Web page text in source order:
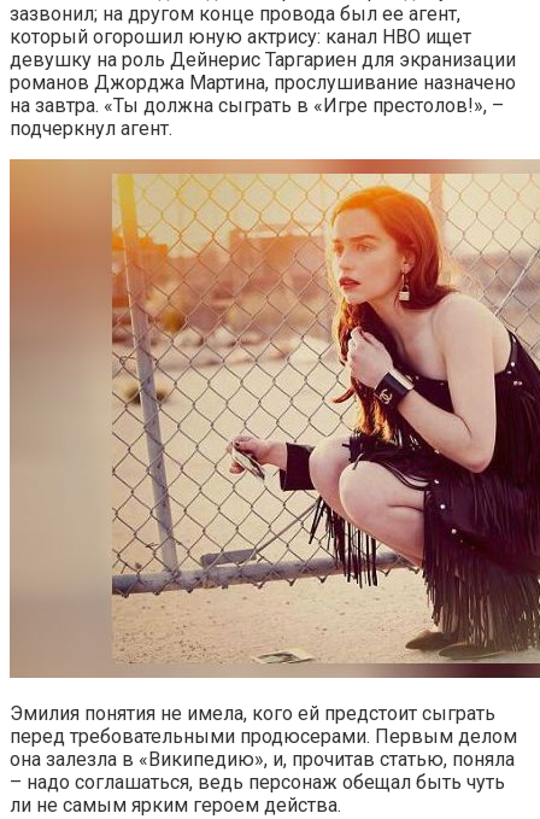
зазвонил; на другом конце провода был ее агент,
который огорошил юную актрису: канал HBO ищет
девушку на роль Дейнерис Таргариен для экранизации
романов Джорджа Мартина, прослушивание назначено
на завтра. «Ты должна сыграть в «Игре престолов!», –
подчеркнул агент.
Эмилия понятия не имела, кого ей предстоит сыграть
перед требовательными продюсерами. Первым делом
она залезла в «Википедию», и, прочитав статью, поняла
– надо соглашаться, ведь персонаж обещал быть чуть
ли не самым ярким героем действа.